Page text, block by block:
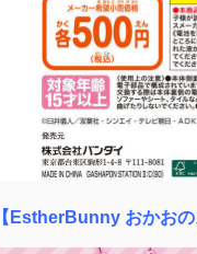
【EstherBunny おかおの